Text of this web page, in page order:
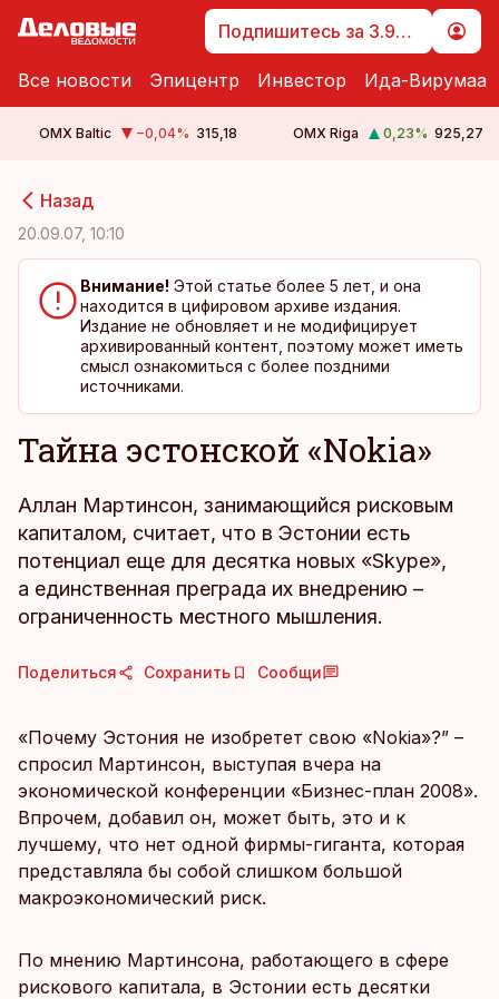
Подпишитесь за 3.99 €
Все новости Эпицентр Инвестор Ида-Вирумаа
OMX Baltic −0,04% 315,18 OMX Riga 0,23% 925,27
Назад
20.09.07, 10:10
Внимание! Этой статье более 5 лет, и она
находится в цифировом архиве издания.
Издание не обновляет и не модифицирует
архивированный контент, поэтому может иметь
смысл ознакомиться с более поздними
источниками.
Тайна эстонской «Nokia»
Аллан Мартинсон, занимающийся рисковым
капиталом, считает, что в Эстонии есть
потенциал еще для десятка новых «Skype»,
а единственная преграда их внедрению –
ограниченность местного мышления.
Поделиться Сохранить Сообщи
«Почему Эстония не изобретет свою «Nokia»?” –
спросил Мартинсон, выступая вчера на
экономической конференции «Бизнес-план 2008».
Впрочем, добавил он, может быть, это и к
лучшему, что нет одной фирмы-гиганта, которая
представляла бы собой слишком большой
макроэкономический риск.
По мнению Мартинсона, работающего в сфере
рискового капитала, в Эстонии есть десятки